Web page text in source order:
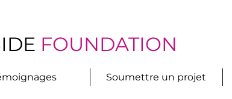
FOUNDATION
Soumettre un projet